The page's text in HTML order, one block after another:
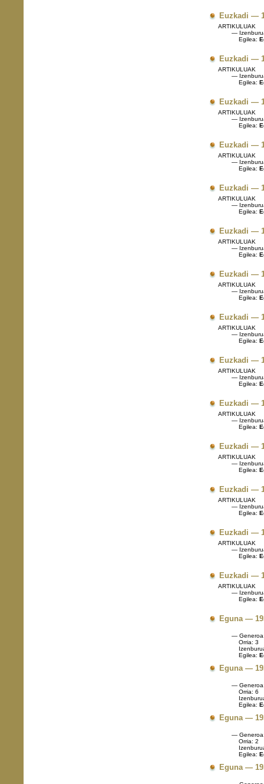
Euzkadi —
ARTIKULUAK
—
Egilea:
Euzkadi —
ARTIKULUAK
—
Egilea:
Euzkadi —
ARTIKULUAK
—
Egilea:
Euzkadi —
ARTIKULUAK
—
Egilea:
Euzkadi —
ARTIKULUAK
—
Egilea:
Euzkadi —
ARTIKULUAK
—
Egilea:
Euzkadi —
ARTIKULUAK
—
Egilea:
Euzkadi —
ARTIKULUAK
—
Egilea:
Euzkadi —
ARTIKULUAK
—
Egilea:
Euzkadi —
ARTIKULUAK
—
Egilea:
Euzkadi —
ARTIKULUAK
—
Egilea:
Euzkadi —
ARTIKULUAK
—
Egilea:
Euzkadi —
ARTIKULUAK
—
Egilea:
Euzkadi —
ARTIKULUAK
—
Egilea:
Eguna —
—
Orria: 3
Egilea:
Eguna —
—
Orria: 6
Egilea:
Eguna —
—
Orria: 2
Egilea:
Eguna —